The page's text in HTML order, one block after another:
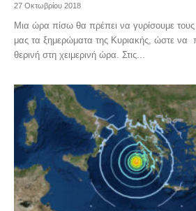
27 Οκτωβρίου 2018
Μια ώρα πίσω θα πρέπει να γυρίσουμε τους
μας τα ξημερώματα της Κυριακής, ώστε να
θερινή στη χειμερινή ώρα. Στις...